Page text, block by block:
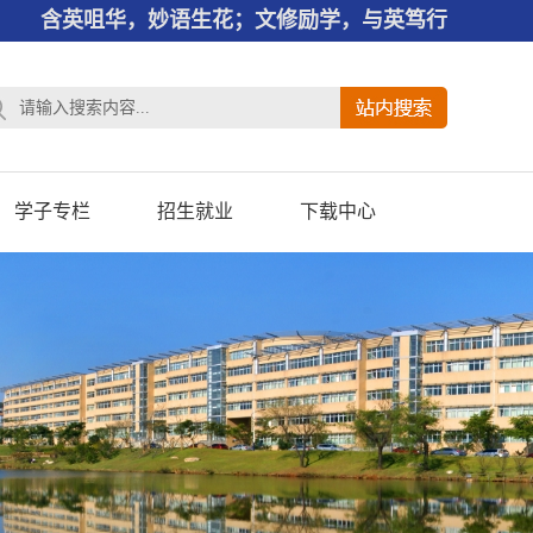
含英咀华，妙语生花；文修励学，与英笃行
学子专栏 招生就业 下载中心